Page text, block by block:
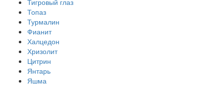
Топаз
Турмалин
Фианит
Халцедон
Хризолит
Цитрин
Янтарь
Яшма